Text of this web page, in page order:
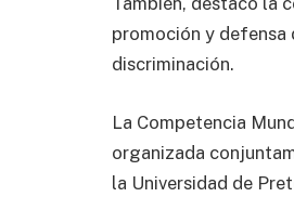
promoción y defensa
discriminación.
La Competencia
organizada
la Universidad de